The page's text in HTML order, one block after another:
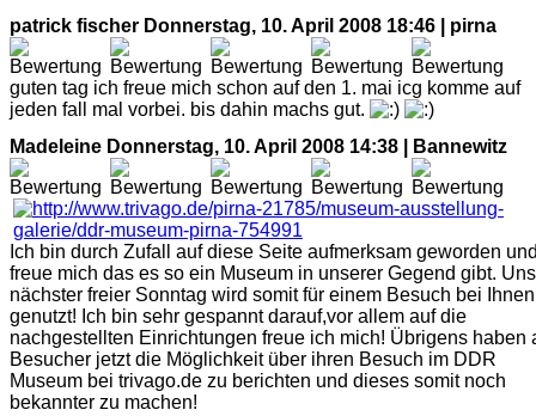
patrick fischer Donnerstag, 10. April 2008 18:46 | pirna
guten tag ich freue mich schon auf den 1. mai icg komme auf
jeden fall mal vorbei. bis dahin machs gut.
Madeleine Donnerstag, 10. April 2008 14:38 | Bannewitz
Ich bin durch Zufall auf diese Seite aufmerksam geworden
freue mich das es so ein Museum in unserer Gegend gibt.
nächster freier Sonntag wird somit für einem Besuch bei Ihnen
genutzt! Ich bin sehr gespannt darauf,vor allem auf die
nachgestellten Einrichtungen freue ich mich! Übrigens haben
Besucher jetzt die Möglichkeit über ihren Besuch im DDR
Museum bei trivago.de zu berichten und dieses somit noch
bekannter zu machen!